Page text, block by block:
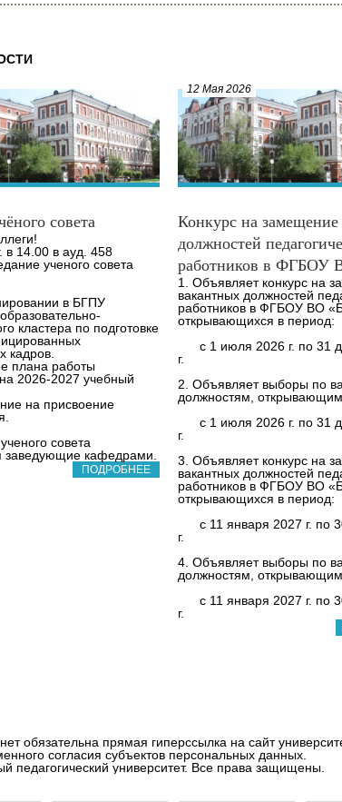
совета
в 14.00 в ауд. 458
ученого совета
в БГПУ
кластера по подготовке
кадров.
плана работы
2026-2027 учебный
на присвоение
совета
заведующие кафедрами.
ПОДРОБНЕЕ
12 Мая 2026
Конкурс на
должностей
работников в ФГБОУ
1. Объявляет конкурс на
вакантных должностей
работников в ФГБОУ ВО
открывающихся в период:
с 1 июля 2026 г. по 31
г.
2. Объявляет выборы по
должностям,
с 1 июля 2026 г. по 31
г.
3. Объявляет конкурс на
вакантных должностей
работников в ФГБОУ ВО
открывающихся в период:
с 11 января 2027 г. по
г.
4. Объявляет выборы по
должностям,
с 11 января 2027 г. по
г.
обязательна прямая гиперссылка на сайт
согласия субъектов персональных данных.
педагогический университет. Все права защищены.